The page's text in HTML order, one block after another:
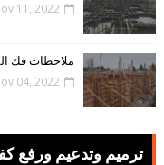
11, 2022
ملاحظات فك
04, 2022
ترميم وتدعيم ورفع